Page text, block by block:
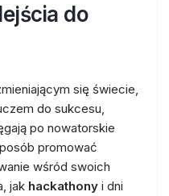
do
się świecie,
do sukcesu,
po nowatorskie
promować
wśród swoich
jak hackathony i dni